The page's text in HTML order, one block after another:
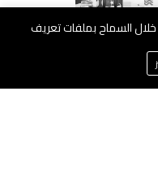
السماح بملفات تعريف